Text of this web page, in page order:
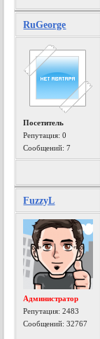
RuGeorge
Посетитель
Репутация:0
Сообщений: 7
FuzzyL
Администратор
Репутация:2483
Сообщений: 32767